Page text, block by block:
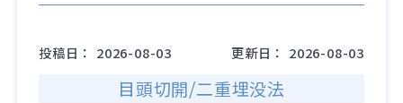
投稿日： 2026-08-03 更新日： 2026-08-03
目頭切開/二重埋没法